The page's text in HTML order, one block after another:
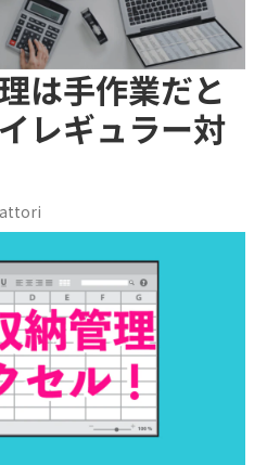
は手作業だと
レギュラー対